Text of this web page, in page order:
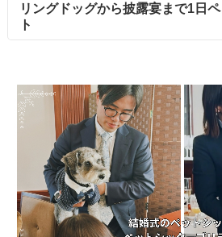
リングドッグから披露宴まで1日
ト